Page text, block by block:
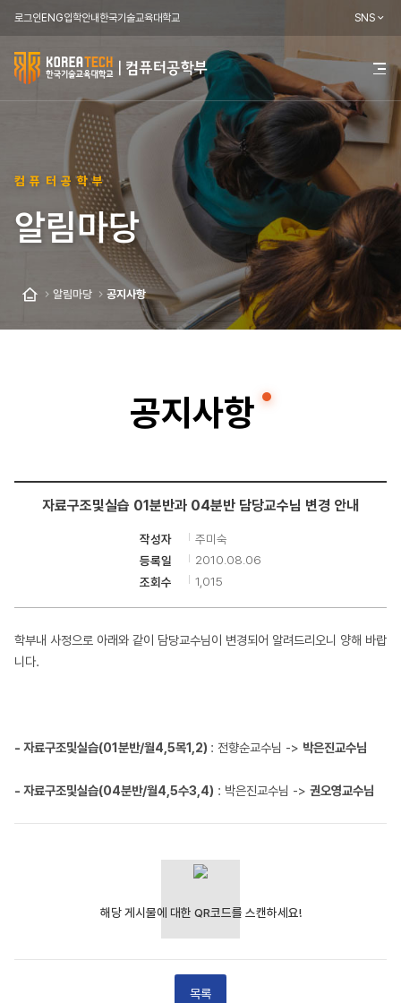
로그인ENG입학안내한국기술교육대학교 SNS
한
국
교
육
학
교
학
전
메
기
컴퓨터공학부
알림마당
알림마당 공지사항
공지사항
자료구조및실습 01분반과 04분반 담당교수님 변경 안내
작성자
주미숙
등록일
2010.08.06
조회수
1,015
학부내 사정으로 아래와 같이 담당교수님이 변경되어 알려드리오니 양해 바랍
니다.
- 자료구조및실습(01분반/월4,5목1,2) : 전향순교수님 -> 박은진교수님
- 자료구조및실습(04분반/월4,5수3,4) : 박은진교수님 -> 권오영교수님
목록